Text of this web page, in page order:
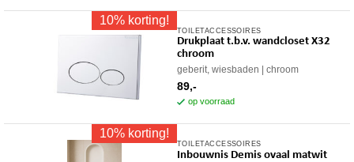
10% korting!
TOILETACCESSOIRES
Drukplaat t.b.v. wandcloset X32
chroom
geberit, wiesbaden chroom
89,-
op voorraad
10% korting!
TOILETACCESSOIRES
Inbouwnis Demis ovaal matwit
Dit